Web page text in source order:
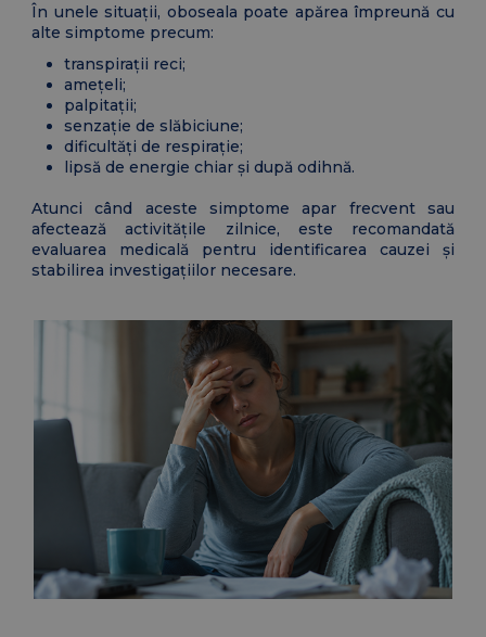
În unele situații, oboseala poate apărea împreună cu
alte simptome precum:
transpirații reci;
amețeli;
palpitații;
senzație de slăbiciune;
dificultăți de respirație;
lipsă de energie chiar și după odihnă.
Atunci când aceste simptome apar frecvent sau
afectează activitățile zilnice, este recomandată
evaluarea medicală pentru identificarea cauzei și
stabilirea investigațiilor necesare.